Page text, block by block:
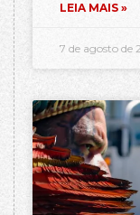
LEIA MAIS »
7 de agosto de